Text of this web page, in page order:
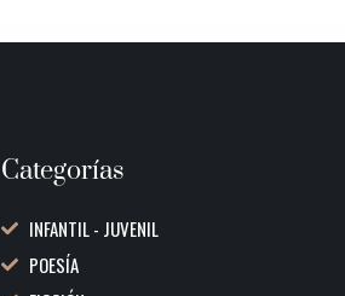
Categorías
INFANTIL - JUVENIL
POESÍA